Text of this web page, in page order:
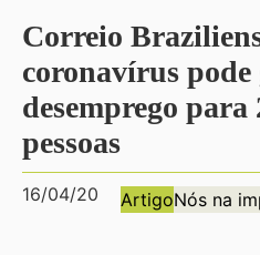
Correio
coronavírus pode
desemprego para
pessoas
16/04/20 ArtigoNós na